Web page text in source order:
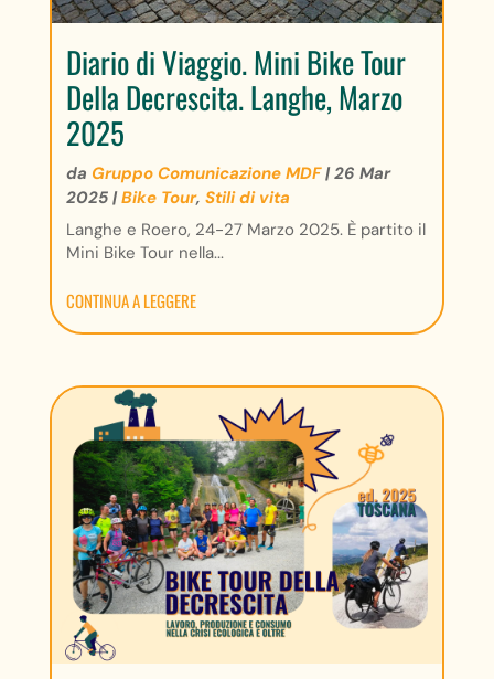
Diario di Viaggio. Mini Bike Tour
Della Decrescita. Langhe, Marzo
2025
da Gruppo Comunicazione MDF|26 Mar
2025|Bike Tour, Stili di vita
Langhe e Roero, 24-27 Marzo 2025. È partito il
Mini Bike Tour nella...
CONTINUA A LEGGERE